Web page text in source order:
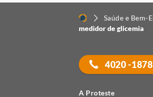
Saúde e
medidor de glicemia
4020 -1878
A Proteste